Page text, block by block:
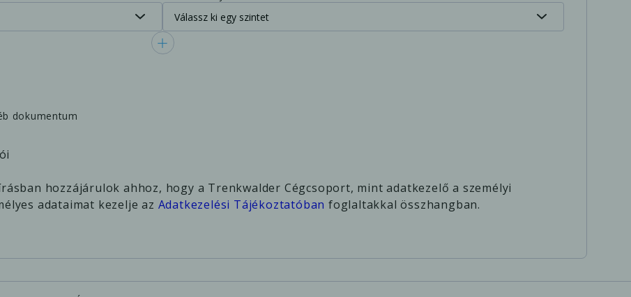
dokumentum
hozzájárulok ahhoz, hogy a Trenkwalder Cégcsoport, mint adatkezelő a személyi
adataimat kezelje az Adatkezelési Tájékoztatóban foglaltakkal összhangban.